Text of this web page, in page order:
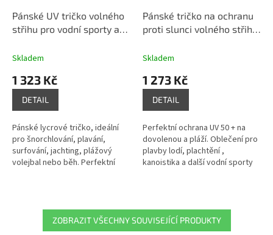
Pánské UV tričko volného
střihu pro vodní sporty a
Skladem
1 323 Kč
DETAIL
Pánské lycrové tričko, ideální
pro šnorchlování, plavání,
surfování, jachting, plážový
volejbal nebo běh. Perfektní
Pánské tričko na ochranu
proti slunci volného střihu
Skladem
1 273 Kč
DETAIL
Perfektní ochrana UV 50 + na
dovolenou a pláží. Oblečení pro
plavby lodí, plachtění ,
kanoistika a další vodní sporty
ZOBRAZIT VŠECHNY SOUVISEJÍCÍ PRODUKTY